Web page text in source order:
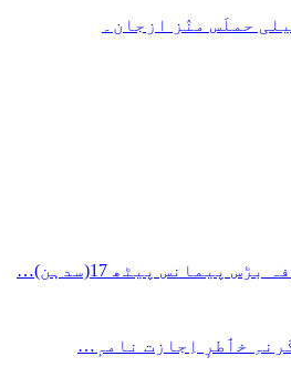
حملَس منٛز ازجان۔
خٲطرٕ اِجازت نامہٕ…